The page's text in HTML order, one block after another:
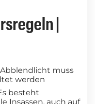
|
Abblendlicht muss
werden
besteht
Insassen, auch auf